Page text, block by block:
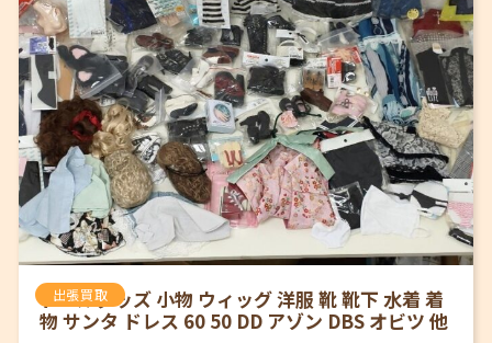
出張買取
ドールグッズ 小物 ウィッグ 洋服 靴 靴下 水着 着
物 サンタ ドレス 60 50 DD アゾン DBS オビツ 他